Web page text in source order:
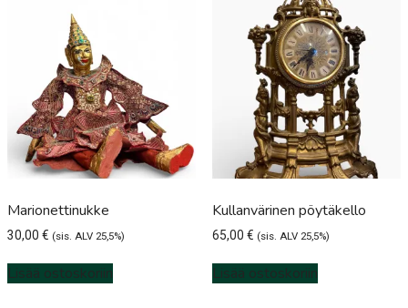
Marionettinukke
30,00 € (sis. ALV 25,5%)
Lisää ostoskoriin
Kullanvärinen pöytäkello
65,00 € (sis. ALV 25,5%)
Lisää ostoskoriin